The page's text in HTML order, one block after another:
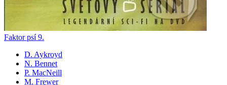
Faktor psí 9.
D. Aykroyd
N. Bennet
P. MacNeill
M. Frewer